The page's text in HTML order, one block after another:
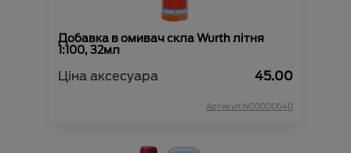
Добавка в омивач скла Wurth літня
1:100, 32мл
Ціна аксесуара 45.00
Артикул:N00000640